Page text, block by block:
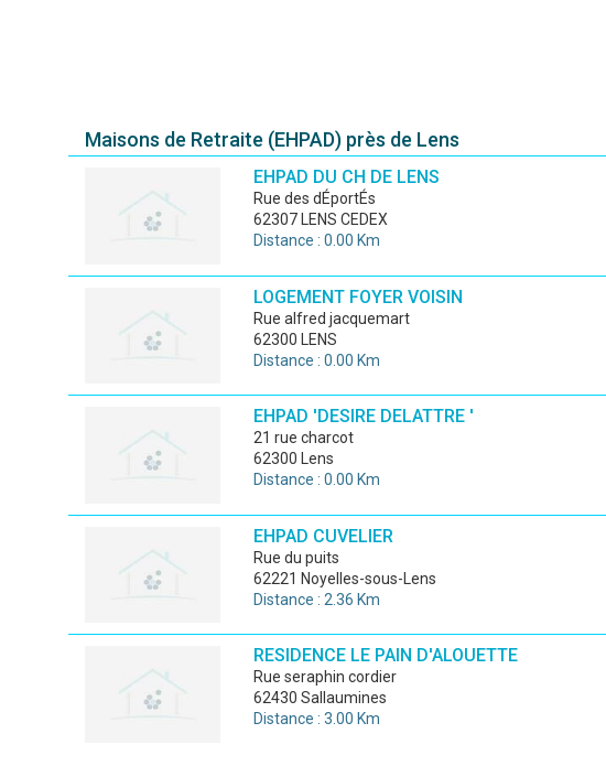
Maisons de Retraite (EHPAD) près de Lens
EHPAD DU CH DE LENS
rue des dÉportÉs
62307 LENS CEDEX
Distance : 0.00 Km
LOGEMENT FOYER VOISIN
rue alfred jacquemart
62300 LENS
Distance : 0.00 Km
EHPAD 'DESIRE DELATTRE '
21 rue charcot
62300 Lens
Distance : 0.00 Km
EHPAD CUVELIER
rue du puits
62221 Noyelles-sous-Lens
Distance : 2.36 Km
RESIDENCE LE PAIN D'ALOUETTE
rue seraphin cordier
62430 Sallaumines
Distance : 3.00 Km